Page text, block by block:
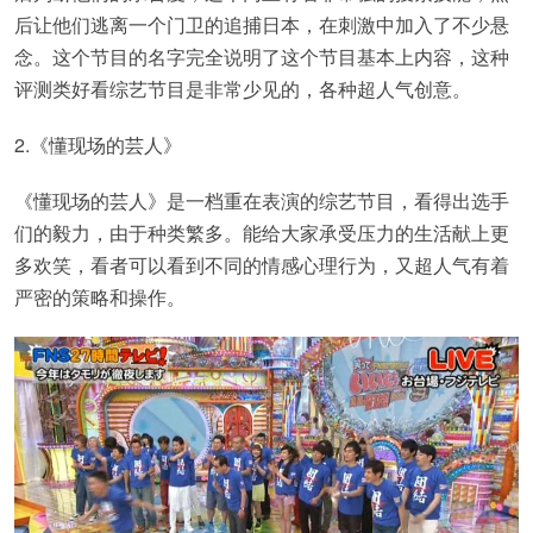
后让他们逃离一个门卫的追捕日本，在刺激中加入了不少悬
念。这个节目的名字完全说明了这个节目基本上内容，这种
评测类好看综艺节目是非常少见的，各种超人气创意。
2.《懂现场的芸人》
《懂现场的芸人》是一档重在表演的综艺节目，看得出选手
们的毅力，由于种类繁多。能给大家承受压力的生活献上更
多欢笑，看者可以看到不同的情感心理行为，又超人气有着
严密的策略和操作。